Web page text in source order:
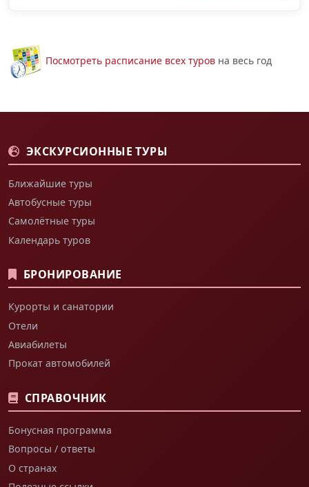
Посмотреть расписание всех туров на весь год
ЭКСКУРСИОННЫЕ ТУРЫ
Ближайшие туры
Автобусные туры
Самолётные туры
Календарь туров
БРОНИРОВАНИЕ
Курорты и санатории
Отели
Авиабилеты
Прокат автомобилей
СПРАВОЧНИК
Бонусная программа
Вопросы / ответы
О странах